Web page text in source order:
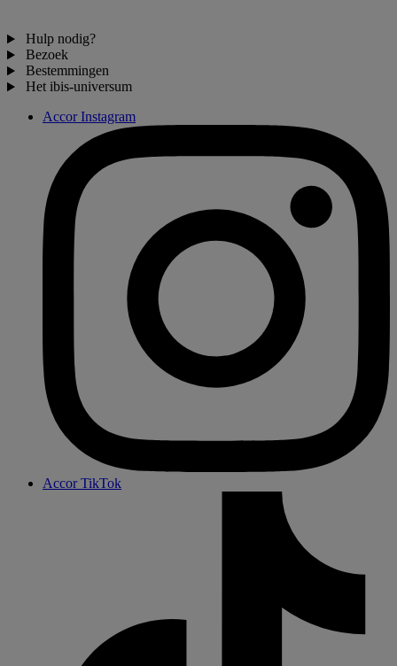
Hulp nodig?
Bezoek
Bestemmingen
Het ibis-universum
Accor Instagram
Accor TikTok